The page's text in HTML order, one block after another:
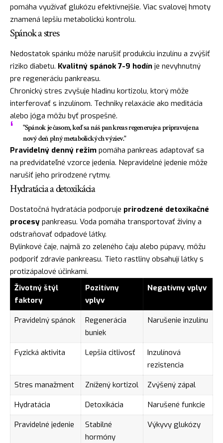
pomáha využívať glukózu efektívnejšie. Viac svalovej hmoty
znamená lepšiu metabolickú kontrolu.
Spánok a stres
Nedostatok spánku môže narušiť produkciu inzulínu a zvýšiť
riziko diabetu. Kvalitný spánok 7-9 hodín je nevyhnutný
pre regeneráciu pankreasu.
Chronický stres zvyšuje hladinu kortizolu, ktorý môže
interferovať s inzulínom. Techniky relaxácie ako meditácia
alebo jóga môžu byť prospešné.
"Spánok je časom, keď sa náš pankreas regeneruje a pripravuje na
nový deň plný metabolických výziev."
Pravidelný denný režim pomáha pankreas adaptovať sa
na predvídateľné vzorce jedenia. Nepravidelné jedenie môže
narušiť jeho prirodzené rytmy.
Hydratácia a detoxikácia
Dostatočná hydratácia podporuje prirodzené detoxikačné
procesy pankreasu. Voda pomáha transportovať živiny a
odstraňovať odpadové látky.
Bylinkové čaje, najmä zo zeleného čaju alebo púpavy, môžu
podporiť zdravie pankreasu. Tieto rastliny obsahují látky s
protizápalové účinkami.
Životný štýl
faktory
Pozitívny
vplyv
Negatívny vplyv
Pravidelný spánok
Regenerácia
buniek
Narušenie inzulínu
Fyzická aktivita Lepšia citlivosť
Inzulínová
rezistencia
Stres manažment
Znížený kortizol
Zvýšený zápal
Hydratácia
Detoxikácia
Narušené funkcie
Pravidelné jedenie
Stabilné
hormóny
Výkyvy glukózy